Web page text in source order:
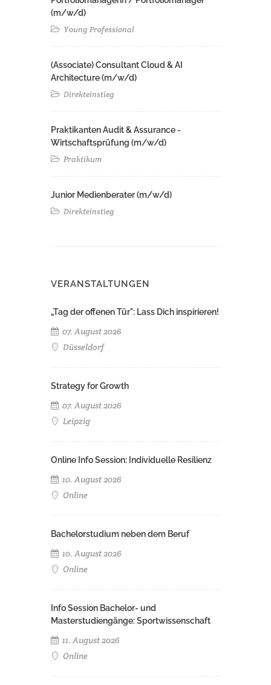
(m/w/d)
Young Professional
(Associate) Consultant Cloud & AI
Architecture (m/w/d)​ ​
Direkteinstieg
Praktikanten Audit & Assurance -
Wirtschaftsprüfung (m/w/d)
Praktikum
Junior Medienberater (m/w/d)
Direkteinstieg
VERANSTALTUNGEN
„Tag der offenen Tür": Lass Dich inspirieren!
07. August 2026
Düsseldorf
Strategy for Growth
07. August 2026
Leipzig
Online Info Session: Individuelle Resilienz
10. August 2026
Online
Bachelorstudium neben dem Beruf
10. August 2026
Online
Info Session Bachelor- und
Masterstudiengänge: Sportwissenschaft
11. August 2026
Online